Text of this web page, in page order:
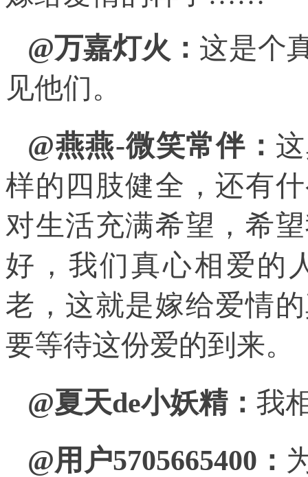
@万嘉灯火： 这是个
见他们。
@燕燕-微笑常伴：
样的四肢健全，还有
对生活充满希望，希
好，我们真心相爱的
老，这就是嫁给爱情
要等待这份爱的到来。
@夏天de小妖精： 我
@用户5705665400：